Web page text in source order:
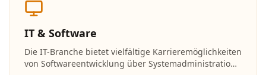
IT & Software
Die IT-Branche bietet vielfältige Karrieremöglichkeiten
von Softwareentwicklung über Systemadministration